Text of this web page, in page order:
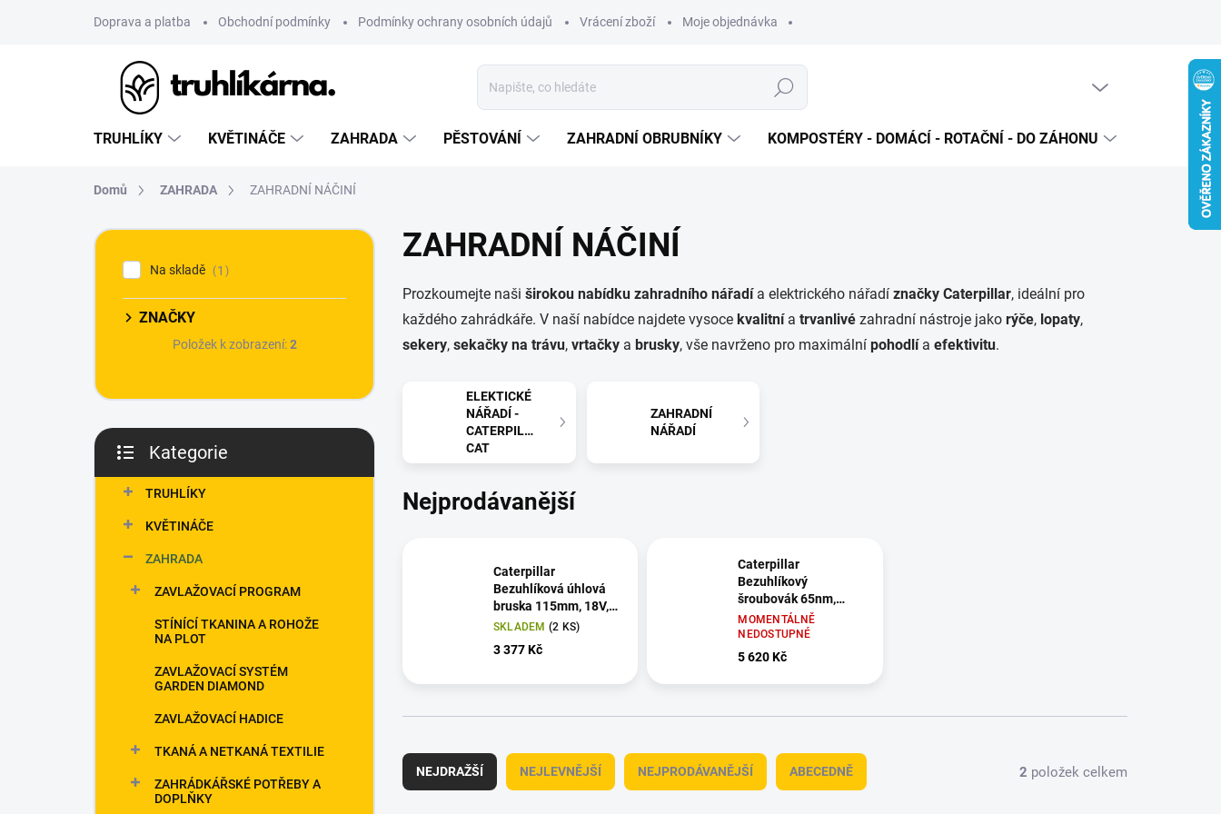
Doprava a platba Obchodní podmínky Podmínky ochrany osobních údajů Vrácení zboží Moje objednávka
Hledat
TRUHLÍKY KVĚTINÁČE ZAHRADA PĚSTOVÁNÍ ZAHRADNÍ OBRUBNÍKY KOMPOSTÉRY - DOMÁCÍ - ROTAČNÍ - DO ZÁHONU
Domů ZAHRADA ZAHRADNÍ NÁČINÍ
P
í
a
e
Na skladě 1
ZNAČKY
Položek k zobrazení:2
kategorie
Kategorie
TRUHLÍKY
KVĚTINÁČE
ZAHRADA
ZAVLAŽOVACÍ PROGRAM
STÍNÍCÍ TKANINA A ROHOŽE
NA PLOT
ZAVLAŽOVACÍ SYSTÉM
GARDEN DIAMOND
ZAVLAŽOVACÍ HADICE
TKANÁ A NETKANÁ TEXTILIE
ZAHRÁDKÁŘSKÉ POTŘEBY A
DOPLŇKY
ZAHRADNÍ NÁČINÍ
Prozkoumejte naši širokou nabídku zahradního nářadía elektrického nářadí značky Caterpillar, ideální pro
každého zahrádkáře. V naší nabídce najdete vysoce kvalitnía trvanlivé zahradní nástroje jako rýče, lopaty,
sekery, sekačky na trávu, vrtačky a brusky, vše navrženo pro maximální pohodlía efektivitu.
ELEKTICKÉ
NÁŘADÍ -
CATERPILLAR
CAT
ZAHRADNÍ
NÁŘADÍ
Nejprodávanější
Caterpillar
Bezuhlíková úhlová
bruska 115mm, 18V,
DX31B -bez
SKLADEM (2 KS)
3 377 Kč
Caterpillar
Bezuhlíkový
šroubovák 65nm,
DX11
MOMENTÁLNĚ
NEDOSTUPNÉ
5 620 Kč
a
z
NEJDRAŽŠÍ NEJLEVNĚJŠÍ NEJPRODÁVANĚJŠÍ ABECEDNĚ 2 položek celkem